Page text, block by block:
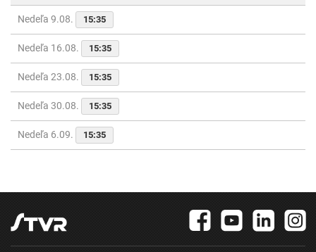
Nedeľa 9.08. 15:35
Nedeľa 16.08. 15:35
Nedeľa 23.08. 15:35
Nedeľa 30.08. 15:35
Nedeľa 6.09. 15:35